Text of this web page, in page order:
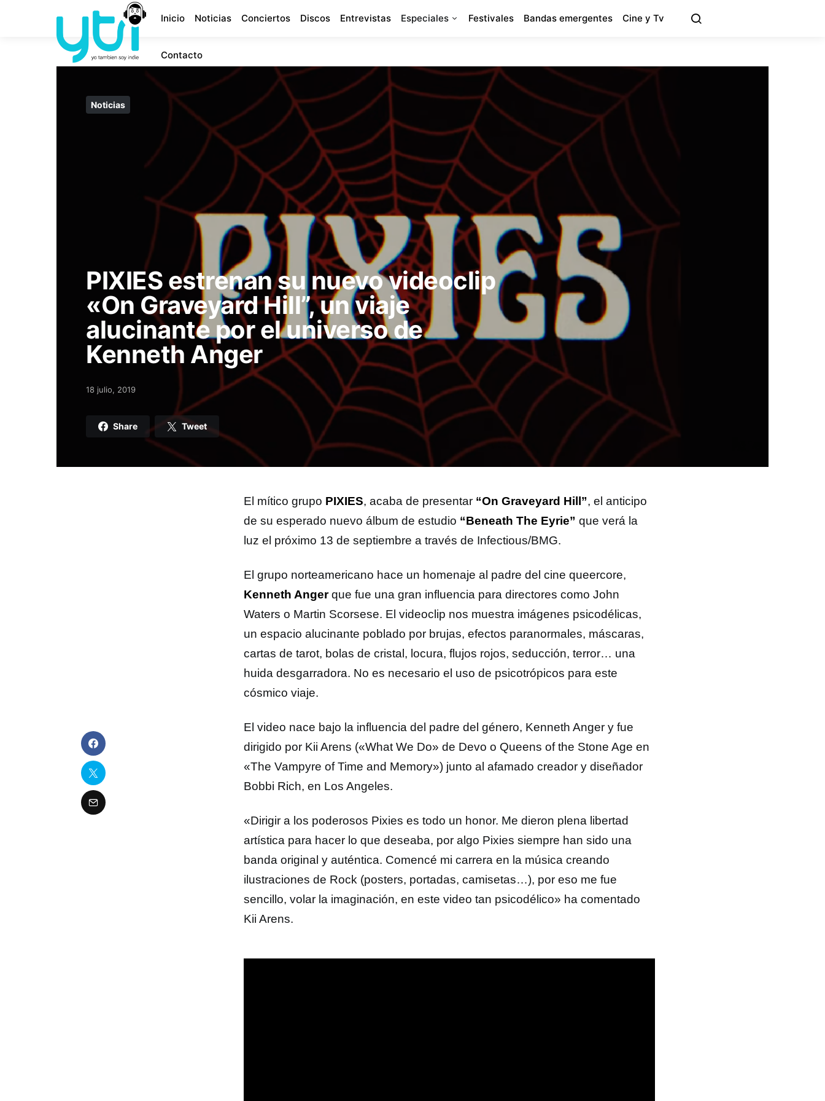
Inicio Noticias Conciertos Discos Entrevistas Especiales Festivales Bandas emergentes Cine y Tv
Contacto
Noticias
PIXIES estrenan su nuevo videoclip
«On Graveyard Hill”, un viaje
alucinante por el universo de
Kenneth Anger
Posted on
18 julio, 2019
Share Tweet
El mítico grupo PIXIES, acaba de presentar “On Graveyard Hill”, el anticipo
de su esperado nuevo álbum de estudio “Beneath The Eyrie” que verá la
luz el próximo 13 de septiembre a través de Infectious/BMG.
El grupo norteamericano hace un homenaje al padre del cine queercore,
Kenneth Angerque fue una gran influencia para directores como John
Waters o Martin Scorsese. El videoclip nos muestra imágenes psicodélicas,
un espacio alucinante poblado por brujas, efectos paranormales, máscaras,
cartas de tarot, bolas de cristal, locura, flujos rojos, seducción, terror… una
huida desgarradora. No es necesario el uso de psicotrópicos para este
cósmico viaje.
El video nace bajo la influencia del padre del género, Kenneth Anger y fue
dirigido por Kii Arens («What We Do» de Devo o Queens of the Stone Age en
«The Vampyre of Time and Memory») junto al afamado creador y diseñador
Bobbi Rich, en Los Angeles.
«Dirigir a los poderosos Pixies es todo un honor. Me dieron plena libertad
artística para hacer lo que deseaba, por algo Pixies siempre han sido una
banda original y auténtica. Comencé mi carrera en la música creando
ilustraciones de Rock (posters, portadas, camisetas…), por eso me fue
sencillo, volar la imaginación, en este video tan psicodélico» ha comentado
Kii Arens.